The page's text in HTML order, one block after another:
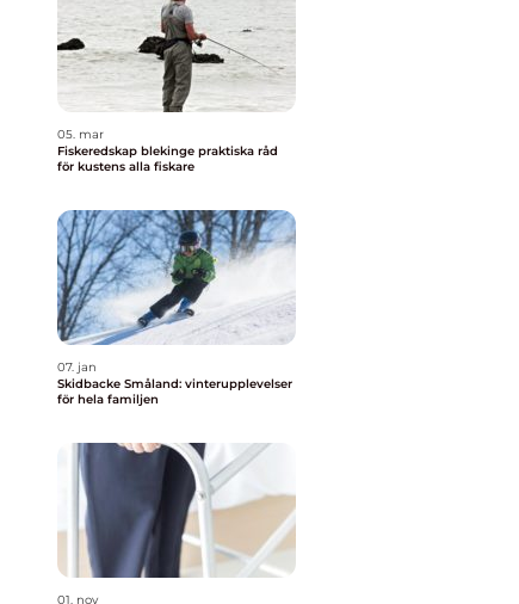
05. mar
Fiskeredskap blekinge praktiska råd
för kustens alla fiskare
07. jan
Skidbacke Småland: vinterupplevelser
för hela familjen
01. nov